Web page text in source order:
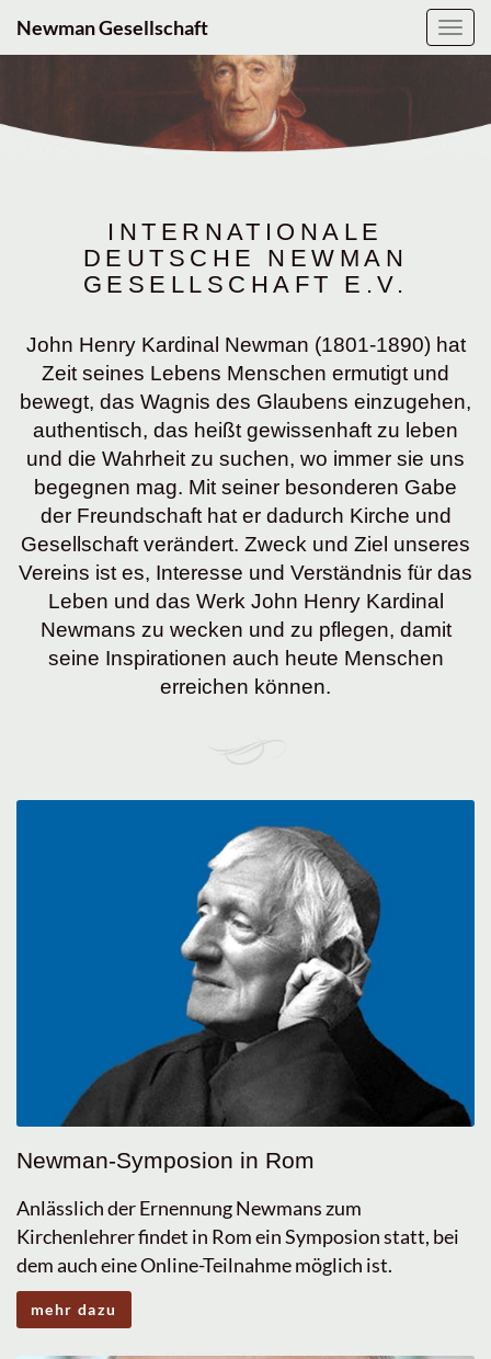
ein-/
Newman Gesellschaft
INTERNATIONALE
DEUTSCHE NEWMAN
GESELLSCHAFT E.V.
John Henry Kardinal Newman (1801-1890) hat
Zeit seines Lebens Menschen ermutigt und
bewegt, das Wagnis des Glaubens einzugehen,
authentisch, das heißt gewissenhaft zu leben
und die Wahrheit zu suchen, wo immer sie uns
begegnen mag. Mit seiner besonderen Gabe
der Freundschaft hat er dadurch Kirche und
Gesellschaft verändert. Zweck und Ziel unseres
Vereins ist es, Interesse und Verständnis für das
Leben und das Werk John Henry Kardinal
Newmans zu wecken und zu pflegen, damit
seine Inspirationen auch heute Menschen
erreichen können.
Newman-Symposion in Rom
Anlässlich der Ernennung Newmans zum
Kirchenlehrer findet in Rom ein Symposion statt, bei
dem auch eine Online-Teilnahme möglich ist.
mehr dazu